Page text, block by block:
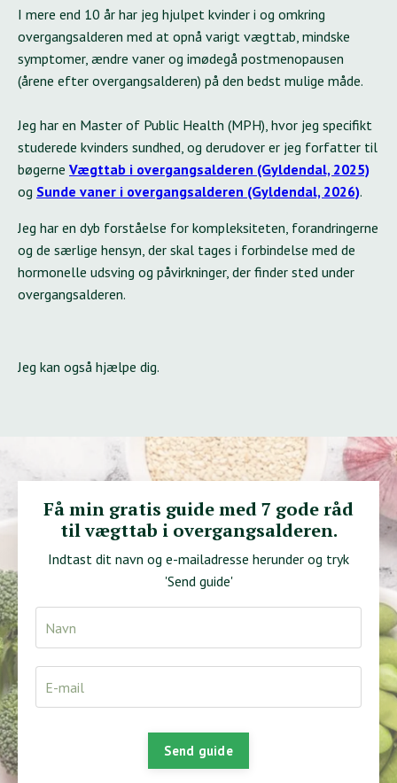
I mere end 10 år har jeg hjulpet kvinder i og omkring
overgangsalderen med at opnå varigt vægttab, mindske
symptomer, ændre vaner og imødegå postmenopausen
(årene efter overgangsalderen) på den bedst mulige måde.
Jeg har en Master of Public Health (MPH), hvor jeg specifikt
studerede kvinders sundhed, og derudover er jeg forfatter til
bøgerne Vægttab i overgangsalderen (Gyldendal, 2025)
og Sunde vaner i overgangsalderen (Gyldendal, 2026).
Jeg har en dyb forståelse for kompleksiteten, forandringerne
og de særlige hensyn, der skal tages i forbindelse med de
hormonelle udsving og påvirkninger, der finder sted under
overgangsalderen.
Jeg kan også hjælpe dig.
Få min gratis guide med 7 gode råd
til vægttab i overgangsalderen.
Indtast dit navn og e-mailadresse herunder og tryk
'Send guide'
Send guide